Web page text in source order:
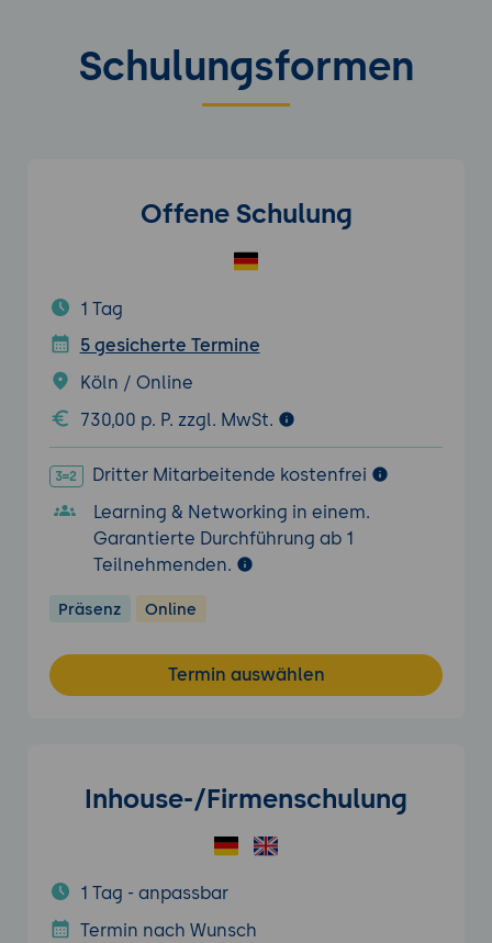
Schulungsformen
Offene Schulung
1 Tag
5 gesicherte Termine
Köln / Online
730,00 p. P. zzgl. MwSt.
Dritter Mitarbeitende kostenfrei
Learning & Networking in einem.
Garantierte Durchführung ab 1
Teilnehmenden.
Präsenz Online
Termin auswählen
Inhouse-/Firmenschulung
1 Tag - anpassbar
Termin nach Wunsch